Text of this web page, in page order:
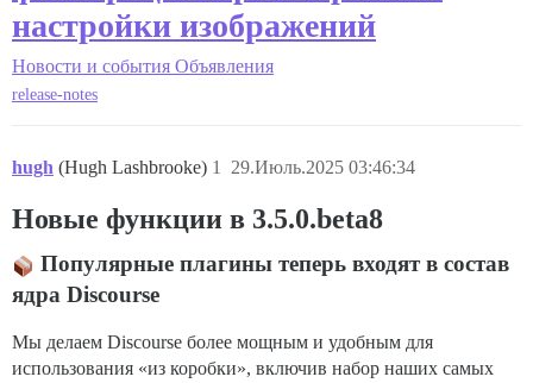
настройки изображений
Новости и события Объявления
release-notes
hugh (Hugh Lashbrooke) 29.Июль.2025 03:46:34
1
Новые функции в 3.5.0.beta8
Популярные плагины теперь входят в состав
ядра Discourse
Мы делаем Discourse более мощным и удобным для
использования «из коробки», включив набор наших самых